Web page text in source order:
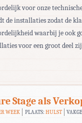
voor onze
de installaties zodat de
waarbij je ook
voor een groot deel
Stage als
WEEK PLAATS: HULST